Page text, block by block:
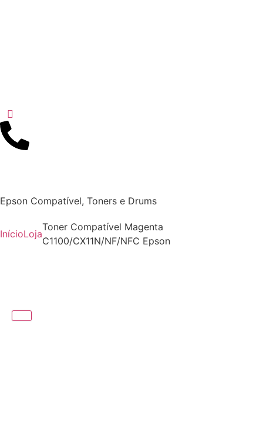
Epson Compatível, Toners e Drums
InícioLoja
Toner Compatível Magenta
C1100/CX11N/NF/NFC Epson